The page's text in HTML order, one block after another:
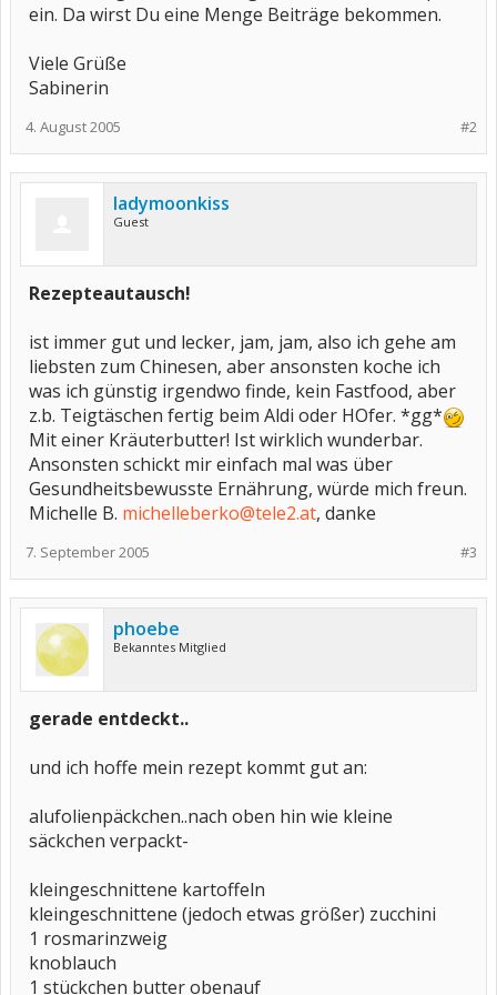
ein. Da wirst Du eine Menge Beiträge bekommen.
Viele Grüße
Sabinerin
#2
4. August 2005
ladymoonkiss
Guest
Rezepteautausch!
ist immer gut und lecker, jam, jam, also ich gehe am
liebsten zum Chinesen, aber ansonsten koche ich
was ich günstig irgendwo finde, kein Fastfood, aber
z.b. Teigtäschen fertig beim Aldi oder HOfer. *gg*
Mit einer Kräuterbutter! Ist wirklich wunderbar.
Ansonsten schickt mir einfach mal was über
Gesundheitsbewusste Ernährung, würde mich freun.
Michelle B. michelleberko@tele2.at, danke
#3
7. September 2005
phoebe
Bekanntes Mitglied
gerade entdeckt..
und ich hoffe mein rezept kommt gut an:
alufolienpäckchen..nach oben hin wie kleine
säckchen verpackt-
kleingeschnittene kartoffeln
kleingeschnittene (jedoch etwas größer) zucchini
1 rosmarinzweig
knoblauch
1 stückchen butter obenauf